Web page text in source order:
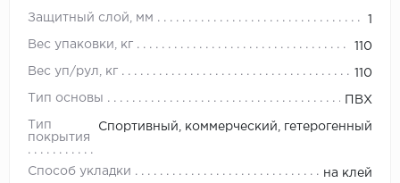
Защитный слой, мм
Вес упаковки, кг 110
Вес уп/рул, кг 110
Тип основы ПВХ
Тип
покрытия
Спортивный, коммерческий, гетерогенный
Способ укладки на клей